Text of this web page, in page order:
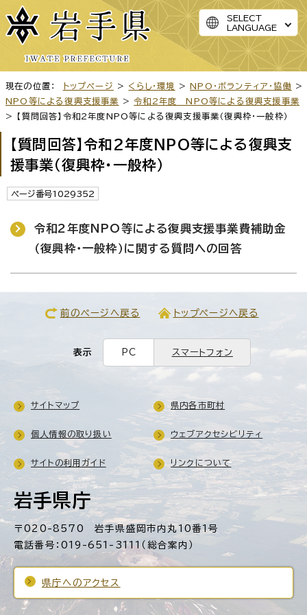
SELECT
LANGUAGE
現在の位置： トップページ > くらし・環境 >NPO・ボランティア・協働
>
NPO等による復興支援事業
>令和2年度 NPO等による復興支援事業
> 【質問回答】令和2年度NPO等による復興支援事業（復興枠・一般枠）
【質問回答】令和2年度NPO等による復興支
援事業（復興枠・一般枠）
ページ番号1029352
令和2年度NPO等による復興支援事業費補助金
（復興枠・一般枠）に関する質問への回答
前のページへ戻る トップページへ戻る
表示 PC スマートフォン
岩手県庁
〒020-8570 岩手県盛岡市内丸10番1号
電話番号：019-651-3111（総合案内）
県庁へのアクセス
サイトマップ 県内各市町村
個人情報の取り扱い ウェブアクセシビリティ
サイトの利用ガイド リンクについて